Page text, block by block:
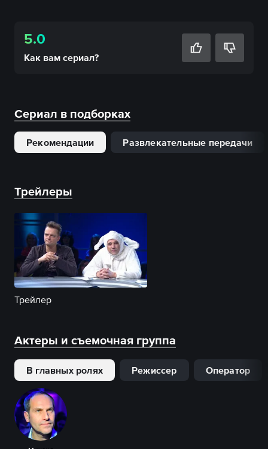
5.0
Как вам сериал?
Сериал в подборках
Рекомендации Развлекательные передачи
Трейлеры
Трейлер
Актеры и съемочная группа
В главных ролях Режиссер Оператор